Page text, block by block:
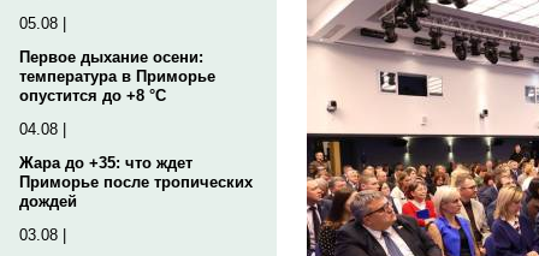
05.08 |
Первое дыхание осени:
температура в Приморье
опустится до +8 °C
04.08 |
Жара до +35: что ждет
Приморье после тропических
дождей
03.08 |